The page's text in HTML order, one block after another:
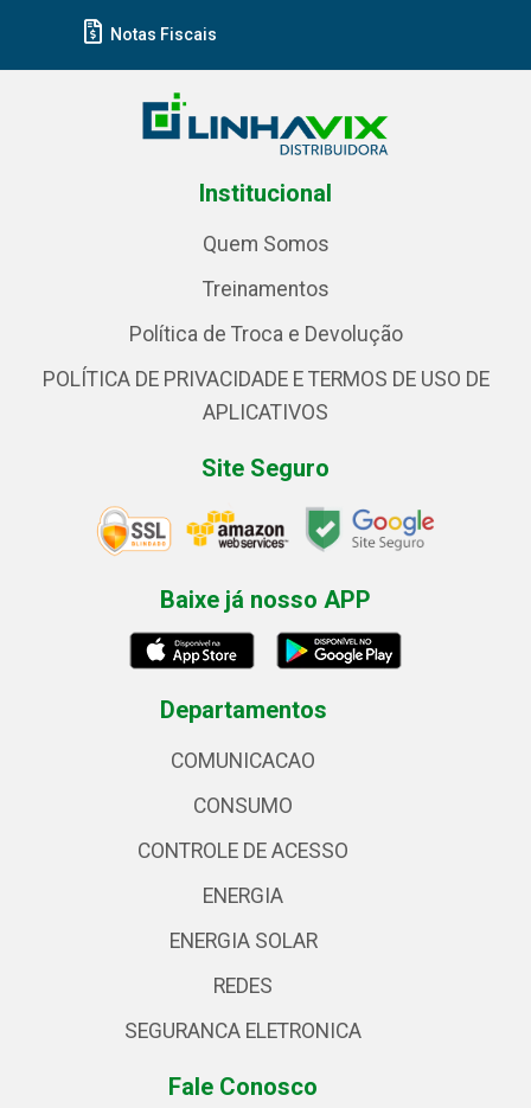
Notas Fiscais
Institucional
Quem Somos
Treinamentos
Política de Troca e Devolução
POLÍTICA DE PRIVACIDADE E TERMOS DE USO DE
APLICATIVOS
Site Seguro
Baixe já nosso APP
Departamentos
COMUNICACAO
CONSUMO
CONTROLE DE ACESSO
ENERGIA
ENERGIA SOLAR
REDES
SEGURANCA ELETRONICA
Fale Conosco